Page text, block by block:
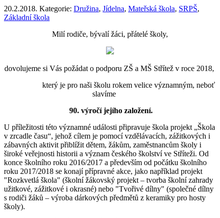
20.2.2018. Kategorie: Družina, Jídelna, Mateřská škola, SRPŠ,
Základní škola
Milí rodiče, bývalí žáci, přátelé školy,
dovolujeme si Vás požádat o podporu ZŠ a MŠ Střítež v roce 2018,
který je pro naši školu rokem velice významným, neboť
slavíme
90. výročí jejího založení.
U příležitosti této významné události připravuje škola projekt „Škola
v zrcadle času“, jehož cílem je pomocí vzdělávacích, zážitkových i
zábavných aktivit přiblížit dětem, žákům, zaměstnancům školy i
široké veřejnosti historii a význam českého školství ve Stříteži. Od
konce školního roku 2016/2017 a především od počátku školního
roku 2017/2018 se konají přípravné akce, jako například projekt
"Rozkvetlá škola" (školní žákovský projekt – tvorba školní zahrady
užitkové, zážitkové i okrasné) nebo "Tvořivé dílny" (společné dílny
s rodiči žáků – výroba dárkových předmětů z keramiky pro hosty
školy).